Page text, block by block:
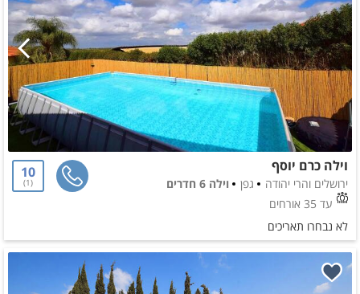
וילה כרם יוסף
ירושלים והרי יהודה גפן
וילה 6 חדרים
עד 35 אורחים
10
1
לא נבחרו תאריכים